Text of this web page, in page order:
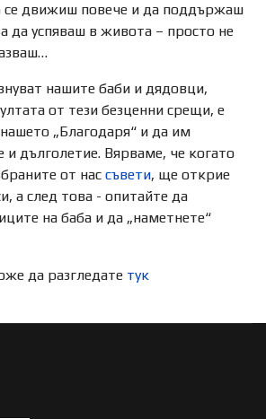
се движиш повече и да поддържаш
да успяваш в живота – просто не
нашите баби и дядовци,
от тези безценни срещи, е
„Благодаря“ и да им
дълголетие. Вярваме, че когато
от нас съвети, ще открие
а след това - опитайте да
на баба и да „наметнете“
да разгледате тук